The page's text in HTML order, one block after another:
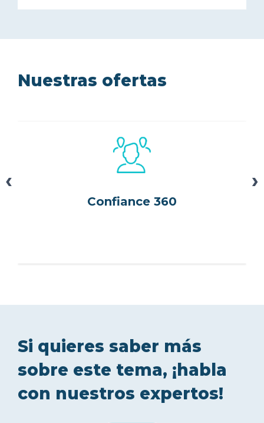
Nuestras ofertas
Confiance 360
‹ ›
Si quieres saber más
sobre este tema, ¡habla
con nuestros expertos!